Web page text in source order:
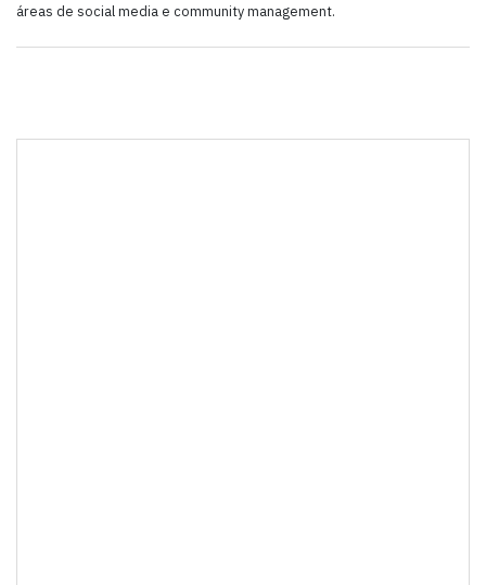
áreas de social media e community management.